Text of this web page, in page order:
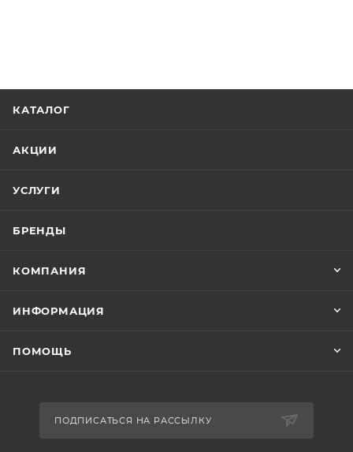
КАТАЛОГ
АКЦИИ
УСЛУГИ
БРЕНДЫ
КОМПАНИЯ
ИНФОРМАЦИЯ
ПОМОЩЬ
ПОДПИСАТЬСЯ НА РАССЫЛКУ